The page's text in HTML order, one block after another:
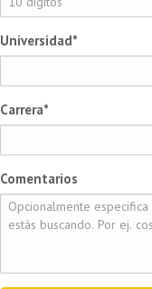
Universidad*
Carrera*
Comentarios